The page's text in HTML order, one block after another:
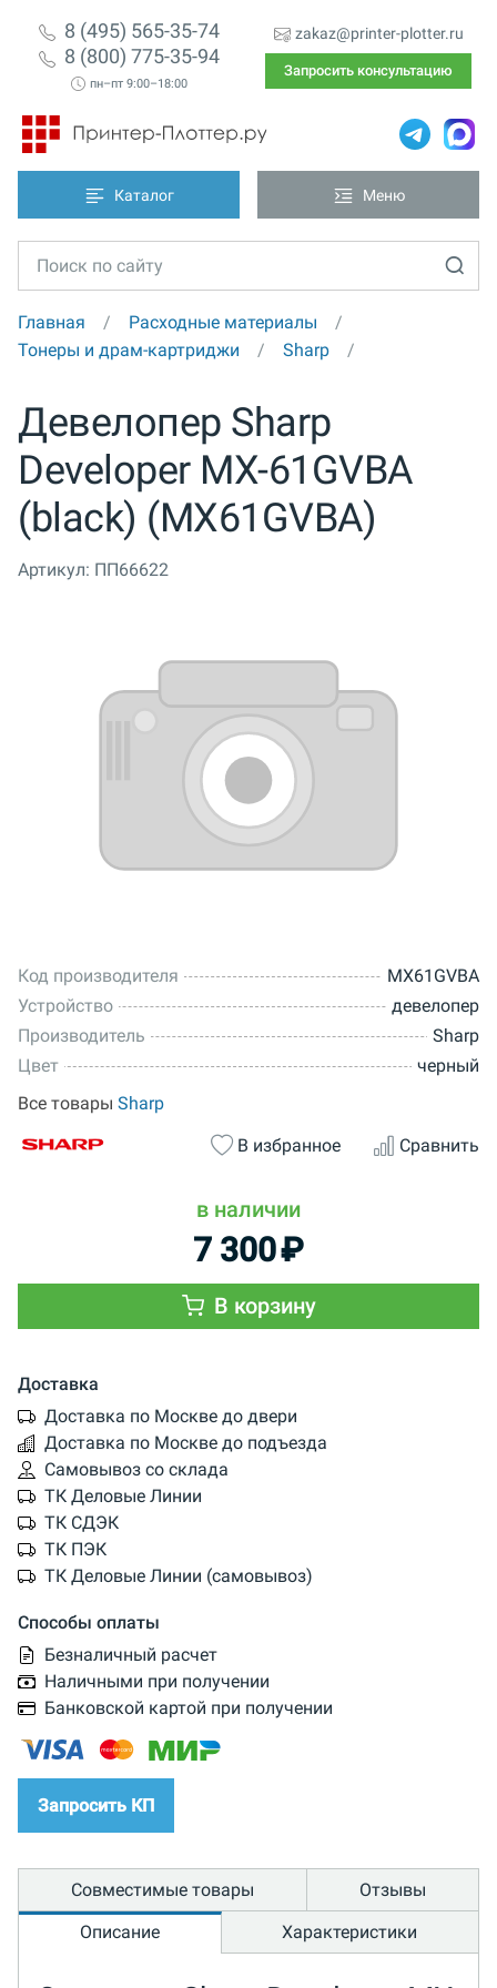
8 (495) 565-35-74
8 (800) 775-35-94
пн–пт 9:00–18:00
zakaz@printer-plotter.ru
Запросить консультацию
Каталог Меню
Главная
Расходные материалы
Тонеры и драм-картриджи
Sharp
Девелопер Sharp
Developer MX-61GVBA
(black) (MX61GVBA)
Артикул: ПП66622
Код производителя
MX61GVBA
Устройство
девелопер
Производитель
Sharp
Цвет
черный
Все товары Sharp
В избранное
Сравнить
в наличии
7 300₽
В корзину
Доставка
Доставка по Москве до двери
Доставка по Москве до подъезда
Самовывоз со склада
ТК Деловые Линии
ТК СДЭК
ТК ПЭК
ТК Деловые Линии (самовывоз)
Способы оплаты
Безналичный расчет
Наличными при получении
Банковской картой при получении
Запросить КП
Совместимые товары
Отзывы
Описание
Характеристики